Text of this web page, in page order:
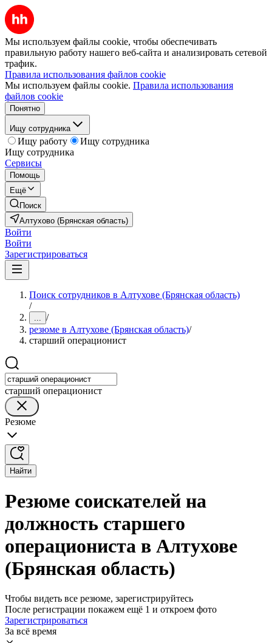
Мы используем файлы cookie, чтобы обеспечивать
правильную работу нашего веб-сайта и анализировать сетевой
трафик.
Правила использования файлов cookie
Мы используем файлы cookie. Правила использования
файлов cookie
Понятно
Ищу сотрудника
Ищу работу
Ищу сотрудника
Ищу сотрудника
Сервисы
Помощь
Ещё
Поиск
Алтухово (Брянская область)
Войти
Войти
Зарегистрироваться
Поиск сотрудников в Алтухове (Брянская область)
/
... /
резюме в Алтухове (Брянская область)/
старший операционист
старший операционист
Резюме
Найти
Резюме соискателей на
должность старшего
операциониста в Алтухове
(Брянская область)
Чтобы видеть все резюме, зарегистрируйтесь
После регистрации покажем ещё 1 и откроем фото
Зарегистрироваться
За всё время